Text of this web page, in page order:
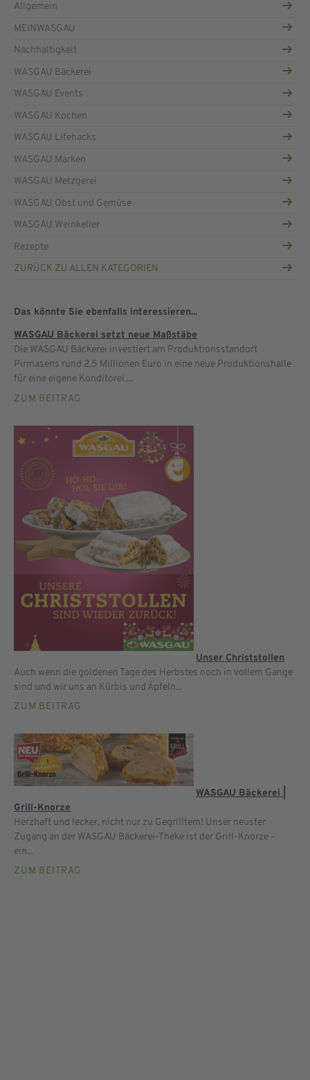
Allgemein
MEINWASGAU
Nachhaltigkeit
WASGAU Bäckerei
WASGAU Events
WASGAU Kochen
WASGAU Lifehacks
WASGAU Marken
WASGAU Metzgerei
WASGAU Obst und Gemüse
WASGAU Weinkeller
Rezepte
ZURÜCK ZU ALLEN KATEGORIEN
Das könnte Sie ebenfalls interessieren...
WASGAU Bäckerei setzt neue Maßstäbe
Die WASGAU Bäckerei investiert am Produktionsstandort
Pirmasens rund 2,5 Millionen Euro in eine neue Produktionshalle
für eine eigene Konditorei....
ZUM BEITRAG
Unser Christstollen
Auch wenn die goldenen Tage des Herbstes noch in vollem Gange
sind und wir uns an Kürbis und Äpfeln...
ZUM BEITRAG
WASGAU Bäckerei |
Grill-Knorze
Herzhaft und lecker, nicht nur zu Gegrilltem! Unser neuster
Zugang an der WASGAU Bäckerei-Theke ist der Grill-Knorze –
ein...
ZUM BEITRAG